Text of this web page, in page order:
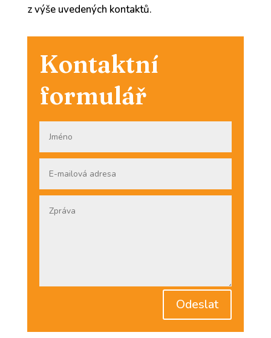
z výše uvedených kontaktů.
Kontaktní
formulář
Odeslat